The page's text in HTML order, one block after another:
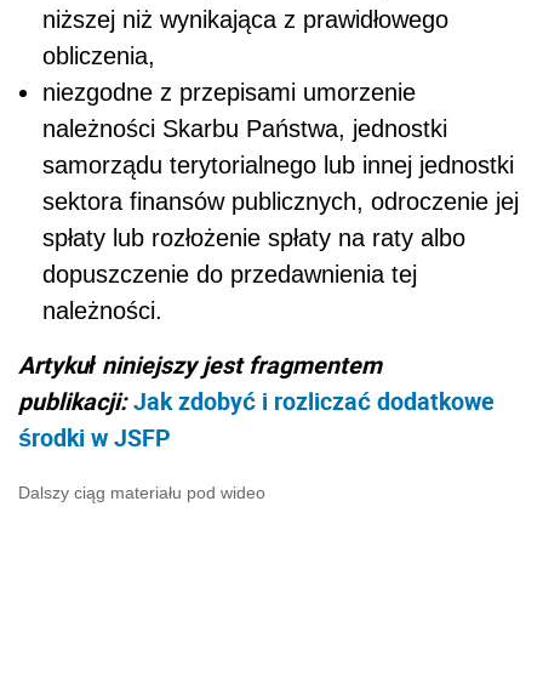
niższej niż wynikająca z prawidłowego
obliczenia,
niezgodne z przepisami umorzenie
należności Skarbu Państwa, jednostki
samorządu terytorialnego lub innej jednostki
sektora finansów publicznych, odroczenie jej
spłaty lub rozłożenie spłaty na raty albo
dopuszczenie do przedawnienia tej
należności.
Artykuł niniejszy jest fragmentem
publikacji:Jak zdobyć i rozliczać dodatkowe
środki w JSFP
Dalszy ciąg materiału pod wideo